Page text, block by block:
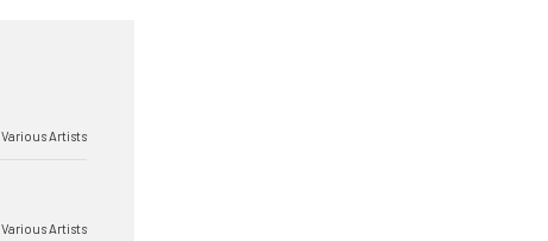
Various Artists
Various Artists